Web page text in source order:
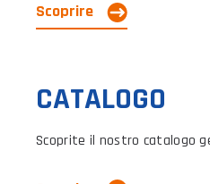
Scoprire
CATALOGO
Scoprite il nostro catalogo